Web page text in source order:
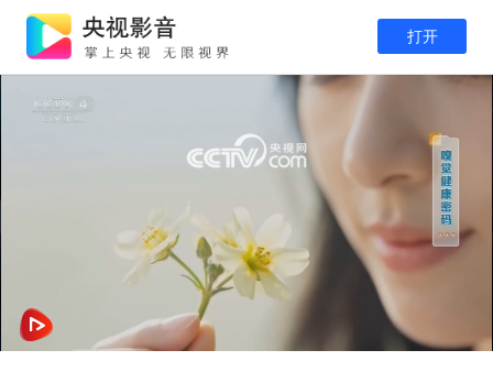
打开
网络开小差了，请稍后再试